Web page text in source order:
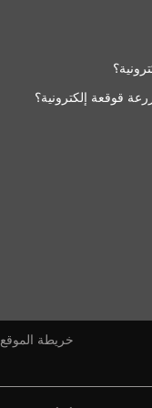
قوقعة إلكترونية؟
خريطة الموقع